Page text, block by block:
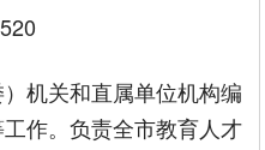
机关和直属单位机构编
作。负责全市教育人才